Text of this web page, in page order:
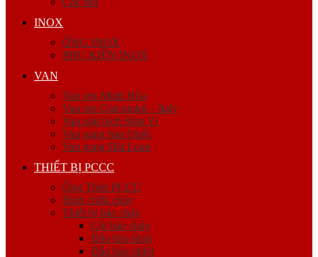
INOX
ỐNG INOX
PHỤ KIỆN INOX
VAN
Van ren Minh Hòa
Van ren Giacomini – Italy
Van mặt bích Shin Yi
Van gang hàn Quốc
Van gang Đài Loan
THIẾT BỊ PCCC
Ống Thép PCCC
Bình chữa cháy
Thiết bị báo cháy
Còi báo cháy
Đầu báo khói
Đầu báo nhiệt